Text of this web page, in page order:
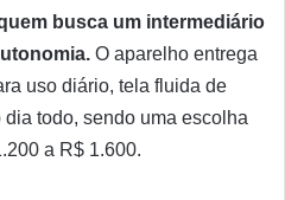
busca um intermediário
O aparelho entrega
uso diário, tela fluida de
todo, sendo uma escolha
a R$ 1.600.